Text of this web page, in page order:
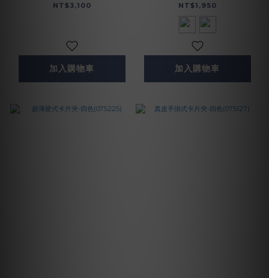
NT$3,100
加入購物車
NT$1,950
加入購物車